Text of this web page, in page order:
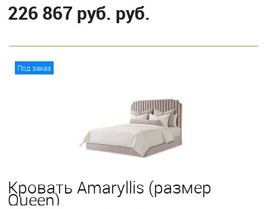
226 867 руб. руб.
С классическим подъемным механизмом
Под заказ
Кровать Amaryllis (размер
Queen)